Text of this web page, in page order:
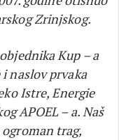
Zrinjskog.
Kup – a
naslov prvaka
Istre, Energie
APOEL – a. Naš
trag,